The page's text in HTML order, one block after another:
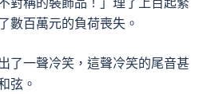
數百萬元的負荷喪失。
了一聲冷笑，這聲冷笑的尾音甚
弦。